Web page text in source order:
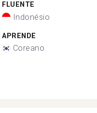
FLUENTE
Indonésio
APRENDE
Coreano